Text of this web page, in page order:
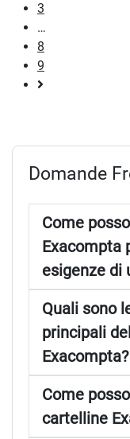
3
…
8
9
Domande
Come
Exacompta
esigenze di
Quali sono
principali
Exacompta?
Come
cartelline